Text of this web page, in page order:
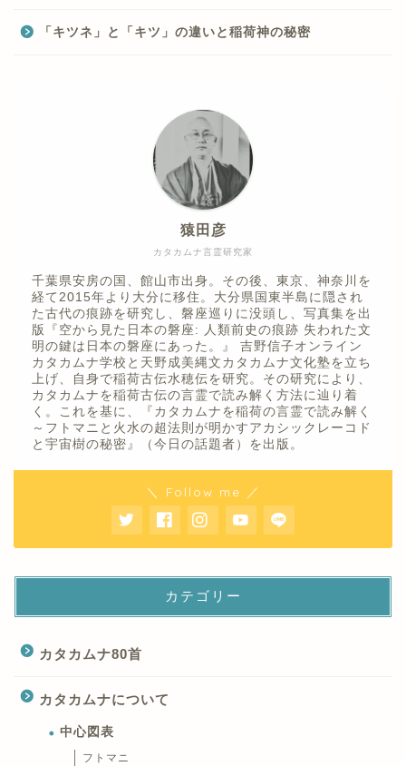
「キツネ」と「キツ」の違いと稲荷神の秘密
カタカムナ言霊研究家
猿田彦
千葉県安房の国、館山市出身。その後、東京、神奈川を
経て2015年より大分に移住。大分県国東半島に隠され
た古代の痕跡を研究し、磐座巡りに没頭し、写真集を出
版『空から見た日本の磐座: 人類前史の痕跡 失われた文
明の鍵は日本の磐座にあった。』 吉野信子オンライン
カタカムナ学校と天野成美縄文カタカムナ文化塾を立ち
上げ、自身で稲荷古伝水穂伝を研究。その研究により、
カタカムナを稲荷古伝の言霊で読み解く方法に辿り着
く。これを基に、『カタカムナを稲荷の言霊で読み解く
～フトマニと火水の超法則が明かすアカシックレーコド
と宇宙樹の秘密』（今日の話題者）を出版。
＼ Follow me ／
カテゴリー
カタカムナ80首
カタカムナについて
中心図表
フトマニ